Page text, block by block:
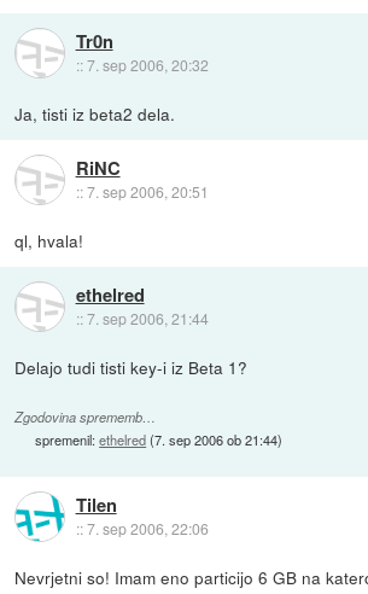
Tr0n
::7. sep 2006, 20:32
Ja, tisti iz beta2 dela.
RiNC
::7. sep 2006, 20:51
ql, hvala!
ethelred
::7. sep 2006, 21:44
Delajo tudi tisti key-i iz Beta 1?
Zgodovina sprememb…
spremenil:ethelred(7. sep 2006 ob 21:44)
Tilen
::7. sep 2006, 22:06
Nevrjetni so! Imam eno particijo 6 GB na